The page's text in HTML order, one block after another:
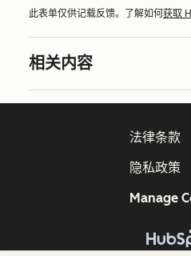
此表单仅供记载反馈。了解如何获取
相关内容
法律条款
隐私政策
Manage